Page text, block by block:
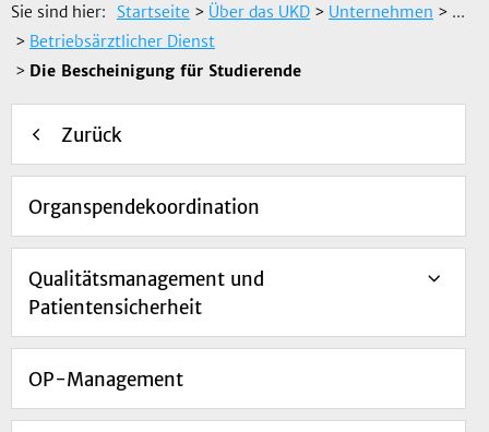
Sie sind hier: Startseite > Über das UKD > Unternehmen > ...
> Betriebsärztlicher Dienst
> Die Bescheinigung für Studierende
Zurück
Organspendekoordination
Qualitätsmanagement und
Patientensicherheit
OP-Management